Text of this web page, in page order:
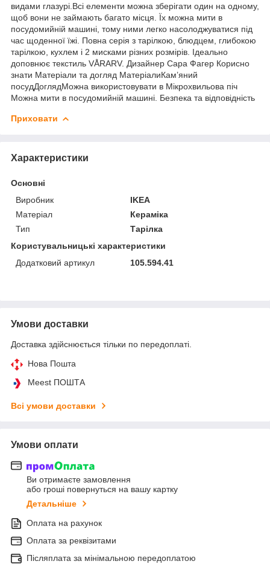
видами глазурі.Всі елементи можна зберігати один на одному,
щоб вони не займають багато місця. Їх можна мити в
посудомийній машині, тому ними легко насолоджуватися під
час щоденної їжі. Повна серія з тарілкою, блюдцем, глибокою
тарілкою, кухлем і 2 мисками різних розмірів. Ідеально
доповнює текстиль VÅRARV. Дизайнер Сара Фагер Корисно
знати Матеріали та догляд МатеріалиКам’яний
посудДоглядМожна використовувати в Мікрохвильова піч
Можна мити в посудомийній машині. Безпека та відповідність
Приховати
Характеристики
Основні
Виробник
IKEA
Матеріал
Кераміка
Тип
Тарілка
Користувальницькі характеристики
Додатковий артикул
105.594.41
Умови доставки
Доставка здійснюється тільки по передоплаті.
Нова Пошта
Meest ПОШТА
Всі умови доставки
Умови оплати
Ви отримаєте замовлення
або гроші повернуться на вашу картку
Детальніше
Оплата на рахунок
Оплата за реквізитами
Післяплата за мінімальною передоплатою